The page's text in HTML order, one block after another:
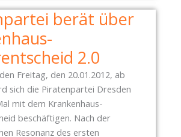
A
T
E
P
A
R
T
E
berät über
2.0
Freitag, den 20.01.2012, ab
sich die Piratenpartei Dresden
mit dem Krankenhaus-
beschäftigen. Nach der
Resonanz des ersten